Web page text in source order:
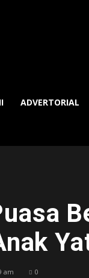
ADVERTORIAL
am 0